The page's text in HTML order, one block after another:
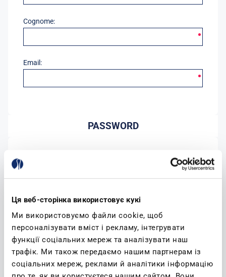
Ця веб-сторінка використовує кукі
Ми використовуємо файли cookie, щоб
персоналізувати вміст і рекламу, інтегрувати
функції соціальних мереж та аналізувати наш
трафік. Ми також передаємо нашим партнерам із
соціальних мереж, реклами й аналітики інформацію
Cognome:
Email:
PASSWORD
Conferma password:
Accetto l'informativa sulla privacy